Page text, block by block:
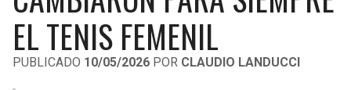
LIGA DE EXPANSIÓN MX
LEAGUES CUP
UEFA EUROPA LEAGUE
UEFA CONFERENCE LEAGUE
RAIDERS
CAVALIERS
EL TENIS FEMENIL
PUBLICADO 10/05/2026 POR CLAUDIO LANDUCCI